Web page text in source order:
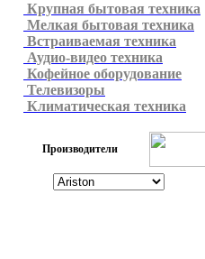
Крупная бытовая техника
Мелкая бытовая техника
Встраиваемая техника
Аудио-видео техника
Кофейное оборудование
Телевизоры
Климатическая техника
Производители